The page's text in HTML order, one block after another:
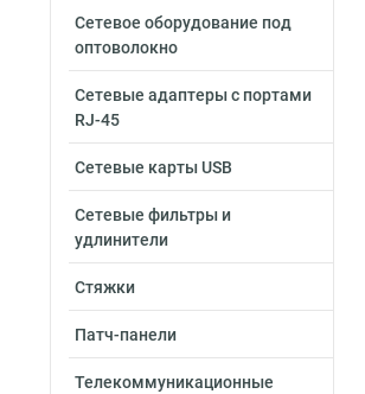
Сетевое оборудование под
оптоволокно
Сетевые адаптеры с портами
RJ-45
Сетевые карты USB
Сетевые фильтры и
удлинители
Стяжки
Патч-панели
Телекоммуникационные